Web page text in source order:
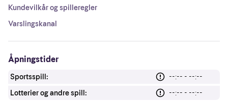
Kundevilkår og spilleregler
Varslingskanal
Åpningstider
Sportsspill:
--:-- - --:--
Lotterier og andre spill:
--:-- - --:--